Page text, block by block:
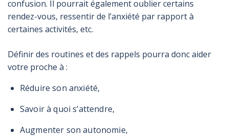
confusion. Il pourrait également oublier certains
rendez-vous, ressentir de l’anxiété par rapport à
certaines activités, etc.
Définir des routines et des rappels pourra donc aider
votre proche à :
Réduire son anxiété,
Savoir à quoi s’attendre,
Augmenter son autonomie,